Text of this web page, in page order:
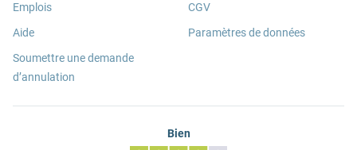
Emplois
Aide
Soumettre une demande
d’annulation
CGV
Paramètres de données
Bien